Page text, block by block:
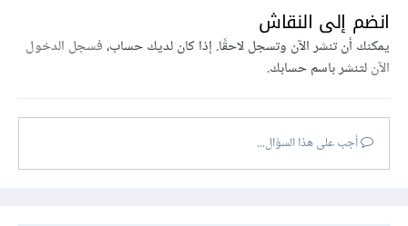
انضم إلى النقاش
يمكنك أن تنشر الآن وتسجل لاحقًا. إذا كان لديك حساب،فسجل الدخول
الآنلتنشر باسم حسابك.
أجب على هذا السؤال...